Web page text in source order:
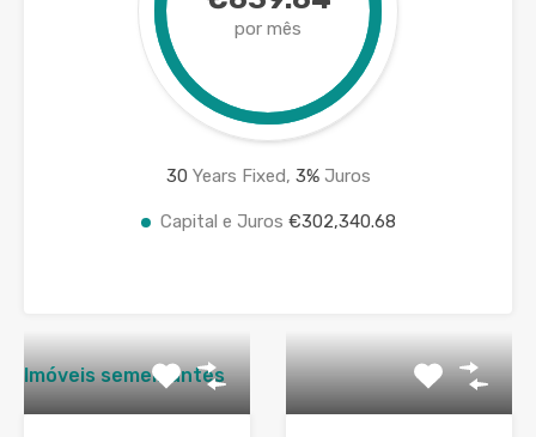
por mês
30 Years Fixed, 3%Juros
Capital e Juros €302,340.68
Imóveis semelhantes